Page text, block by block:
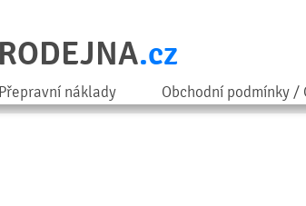
.cz
Přepravní náklady Obchodní podmínky /